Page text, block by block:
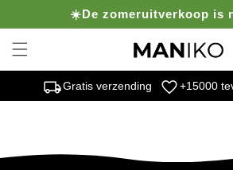
naar de
content
☀️De zomeruitverkoop is
local_shippingGratis verzending favorite+15000